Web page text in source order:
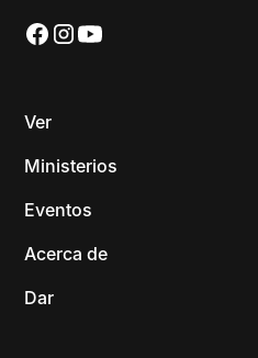
Ver
Ministerios
Eventos
Acerca de
Dar